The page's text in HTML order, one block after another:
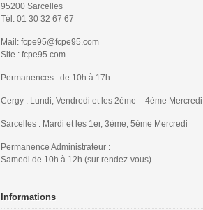
95200 Sarcelles
Tél: 01 30 32 67 67
Mail: fcpe95@fcpe95.com
Site : fcpe95.com
Permanences : de 10h à 17h
Cergy : Lundi, Vendredi et les 2ème – 4ème Mercredi
Sarcelles : Mardi et les 1er, 3ème, 5ème Mercredi
Permanence Administrateur :
Samedi de 10h à 12h (sur rendez-vous)
Informations